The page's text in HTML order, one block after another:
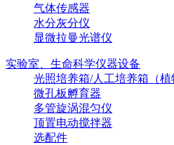
气体传感器
水分灰分仪
显微拉曼光谱仪
实验室、生命科学仪器设备
光照培养箱/人工培养箱（植
微孔板孵育器
多管旋涡混匀仪
顶置电动搅拌器
选配件